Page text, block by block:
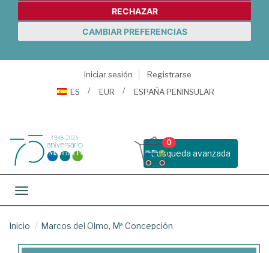
RECHAZAR
CAMBIAR PREFERENCIAS
Iniciar sesión
Registrarse
ES
EUR ESPAÑA PENINSULAR
Busqueda avanzada
0
Toggle navigation
Inicio Marcos del Olmo, Mª Concepción